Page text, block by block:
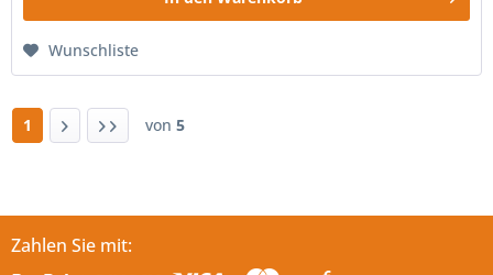
Wunschliste
1 von 5
Zahlen Sie mit: